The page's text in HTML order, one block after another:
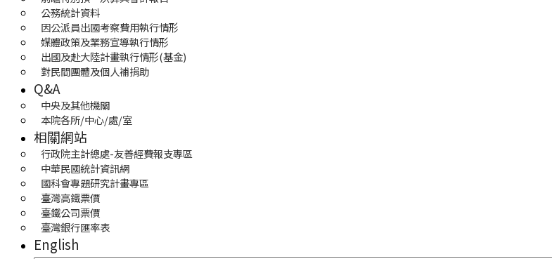
公務統計資料
因公派員出國考察費用執行情形
媒體政策及業務宣導執行情形
出國及赴大陸計畫執行情形(基金)
對民間團體及個人補捐助
Q&A
中央及其他機關
本院各所/中心/處/室
相關網站
行政院主計總處-友善經費報支專區
中華民國統計資訊網
國科會專題研究計畫專區
臺灣高鐵票價
臺鐵公司票價
臺灣銀行匯率表
English